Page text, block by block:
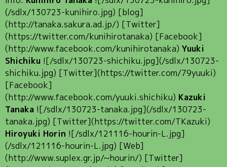
(/sdlx/130723-kunihiro.jpg) [blog]
(http://tanaka.sakura.ad.jp/) [Twitter]
(https://twitter.com/kunihirotanaka) [Facebook]
(http://www.facebook.com/kunihirotanaka) Yuuki
Shichiku![/sdlx/130723-shichiku.jpg](/sdlx/130723-
shichiku.jpg) [Twitter](https://twitter.com/79yuuki)
[Facebook]
(http://www.facebook.com/yuuki.shichiku) Kazuki
Tanaka![/sdlx/130723-tanaka.jpg](/sdlx/130723-
tanaka.jpg) [Twitter](https://twitter.com/TKazuki)
Hiroyuki Horin ![/sdlx/121116-hourin-L.jpg]
(/sdlx/121116-hourin-L.jpg) [Web]
(http://www.suplex.gr.jp/~hourin/) [Twitter]